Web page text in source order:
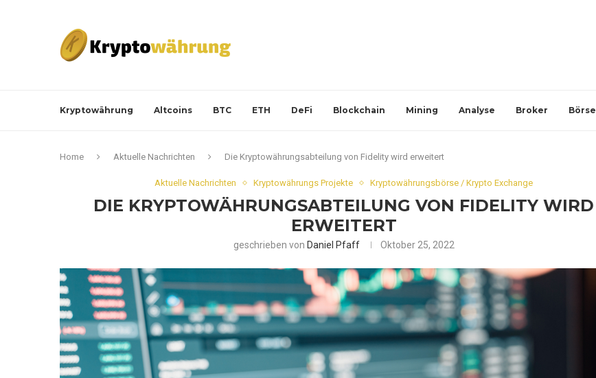
Kryptowährung Altcoins BTC ETH DeFi Blockchain Mining Analyse Broker Börse
Home Aktuelle Nachrichten Die Kryptowährungsabteilung von Fidelity wird erweitert
Aktuelle Nachrichten Kryptowährungs Projekte Kryptowährungsbörse / Krypto Exchange
DIE KRYPTOWÄHRUNGSABTEILUNG VON FIDELITY WIRD
ERWEITERT
geschrieben von Daniel Pfaff Oktober 25, 2022